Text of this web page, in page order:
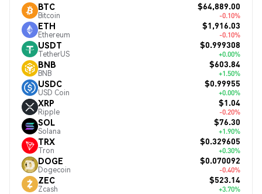
BTC
Bitcoin
$64,889.00
-0.10%
ETH
Ethereum
$1,916.03
-0.10%
USDT
TetherUS
$0.999308
+0.00%
BNB
BNB
$603.84
+1.50%
USDC
USD Coin
$0.99955
+0.00%
XRP
Ripple
$1.04
-0.20%
SOL
Solana
$76.30
+1.90%
TRX
Tron
$0.329605
+0.30%
DOGE
Dogecoin
$0.070092
-0.40%
ZEC
Zcash
$523.14
+3.70%